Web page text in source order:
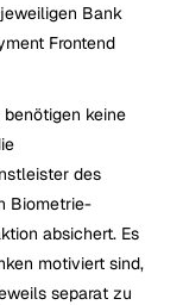
Bank
Frontend
keine
des
Biometrie-
absichert. Es
motiviert sind,
separat zu